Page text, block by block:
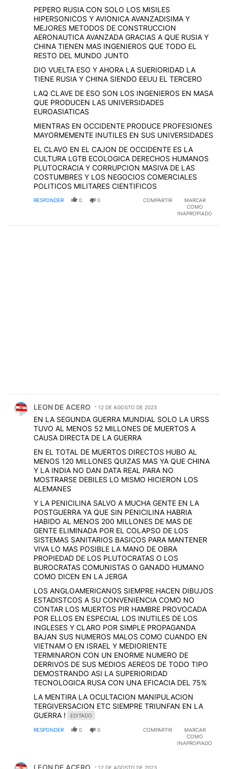
PEPERO RUSIA CON SOLO LOS MISILES
HIPERSONICOS Y AVIONICA AVANZADISIMA Y
MEJORES METODOS DE CONSTRUCCION
AERONAUTICA AVANZADA GRACIAS A QUE RUSIA Y
CHINA TIENEN MAS INGENIEROS QUE TODO EL
RESTO DEL MUNDO JUNTO
DIO VUELTA ESO Y AHORA LA SUERIORIDAD LA
TIENE RUSIA Y CHINA SIENDO EEUU EL TERCERO
LAQ CLAVE DE ESO SON LOS INGENIEROS EN MASA
QUE PRODUCEN LAS UNIVERSIDADES
EUROASIATICAS
MIENTRAS EN OCCIDENTE PRODUCE PROFESIONES
MAYORMEMENTE INUTILES EN SUS UNIVERSIDADES
EL CLAVO EN EL CAJON DE OCCIDENTE ES LA
CULTURA LGTB ECOLOGICA DERECHOS HUMANOS
PLUTOCRACIA Y CORRUPCION MASIVA DE LAS
COSTUMBRES Y LOS NEGOCIOS COMERCIALES
POLITICOS MILITARES CIENTIFICOS
RESPONDER 0 0 COMPARTIR
MARCAR
COMO
INAPROPIADO
LEON DE ACERO 12 DE AGOSTO DE 2023
EN LA SEGUNDA GUERRA MUNDIAL SOLO LA URSS
TUVO AL MENOS 52 MILLONES DE MUERTOS A
CAUSA DIRECTA DE LA GUERRA
EN EL TOTAL DE MUERTOS DIRECTOS HUBO AL
MENOS 120 MILLONES QUIZAS MAS YA QUE CHINA
Y LA INDIA NO DAN DATA REAL PARA NO
MOSTRARSE DEBILES LO MISMO HICIERON LOS
ALEMANES
Y LA PENICILINA SALVO A MUCHA GENTE EN LA
POSTGUERRA YA QUE SIN PENICILINA HABRIA
HABIDO AL MENOS 200 MILLONES DE MAS DE
GENTE ELIMINADA POR EL COLAPSO DE LOS
SISTEMAS SANITARIOS BASICOS PARA MANTENER
VIVA LO MAS POSIBLE LA MANO DE OBRA
PROPIEDAD DE LOS PLUTOCRATAS O LOS
BUROCRATAS COMUNISTAS O GANADO HUMANO
COMO DICEN EN LA JERGA
LOS ANGLOAMERICANOS SIEMPRE HACEN DIBUJOS
ESTADISTCOS A SU CONVENIENCIA COMO NO
CONTAR LOS MUERTOS PIR HAMBRE PROVOCADA
POR ELLOS EN ESPECIAL LOS INUTILES DE LOS
INGLESES Y CLARO POR SIMPLE PROPAGANDA
BAJAN SUS NUMEROS MALOS COMO CUANDO EN
VIETNAM O EN ISRAEL Y MEDIORIENTE
TERMINARON CON UN ENORME NUMERO DE
DERRIVOS DE SUS MEDIOS AEREOS DE TODO TIPO
DEMOSTRANDO ASI LA SUPERIORIDAD
TECNOLOGICA RUSA CON UNA EFICACIA DEL 75%
LA MENTIRA LA OCULTACION MANIPULACION
TERGIVERSACION ETC SIEMPRE TRIUNFAN EN LA
GUERRA !
EDITADO
RESPONDER 0 0 COMPARTIR
MARCAR
COMO
INAPROPIADO
LEON DE ACERO 12 DE AGOSTO DE 2023